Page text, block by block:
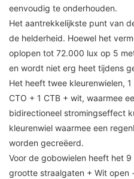
eenvoudig te onderhouden.
Het aantrekkelijkste punt van
de helderheid. Hoewel het
oplopen tot 72.000 lux op 5
en wordt niet erg heet tijdens
Het heeft twee kleurenwielen,
CTO + 1 CTB + wit, waarmee
bidirectioneel stromingseffect
kleurenwiel waarmee een
worden gecreëerd.
Voor de gobowielen heeft het
grootte straalgaten + Wit open